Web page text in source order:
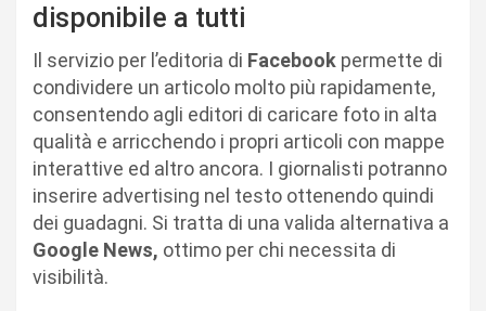
disponibile a tutti
Il servizio per l’editoria di Facebook permette di
condividere un articolo molto più rapidamente,
consentendo agli editori di caricare foto in alta
qualità e arricchendo i propri articoli con mappe
interattive ed altro ancora. I giornalisti potranno
inserire advertising nel testo ottenendo quindi
dei guadagni. Si tratta di una valida alternativa a
Google News, ottimo per chi necessita di
visibilità.